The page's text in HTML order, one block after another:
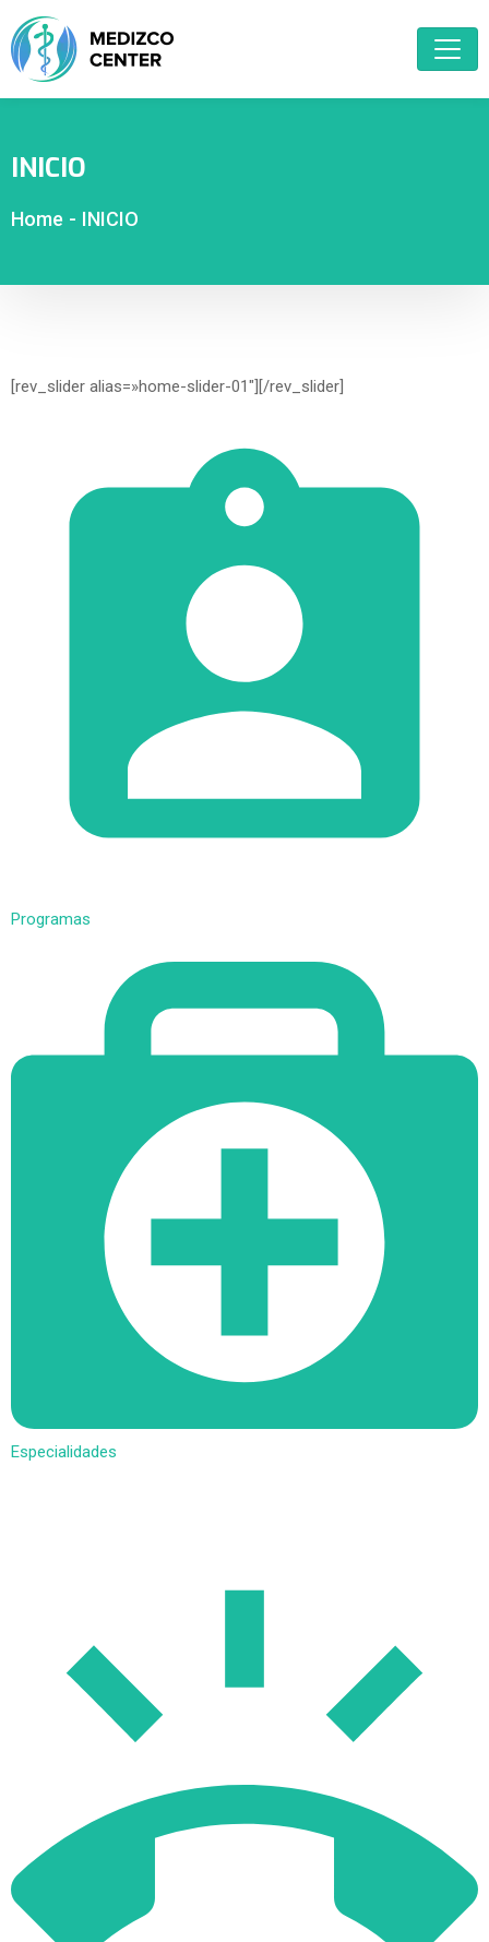
INICIO
Home - INICIO
[rev_slider alias=»home-slider-01″][/rev_slider]
Programas
Especialidades